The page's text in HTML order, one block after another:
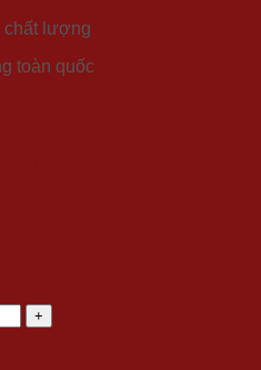
chất lượng
toàn quốc